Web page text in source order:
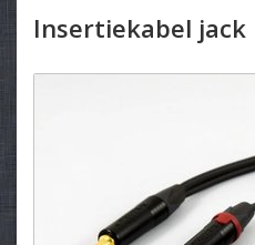
Insertiekabel jack